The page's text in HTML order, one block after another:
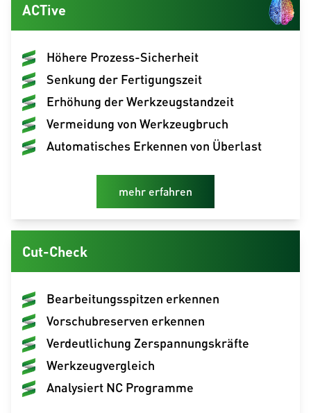
ACTive
Höhere Prozess-Sicherheit
Senkung der Fertigungszeit
Erhöhung der Werkzeugstandzeit
Vermeidung von Werkzeugbruch
Automatisches Erkennen von Überlast
mehr erfahren
Cut-Check
Bearbeitungsspitzen erkennen
Vorschubreserven erkennen
Verdeutlichung Zerspannungskräfte
Werkzeugvergleich
Analysiert NC Programme